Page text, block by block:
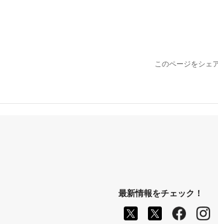
このページをシェ
最新情報をチェック！